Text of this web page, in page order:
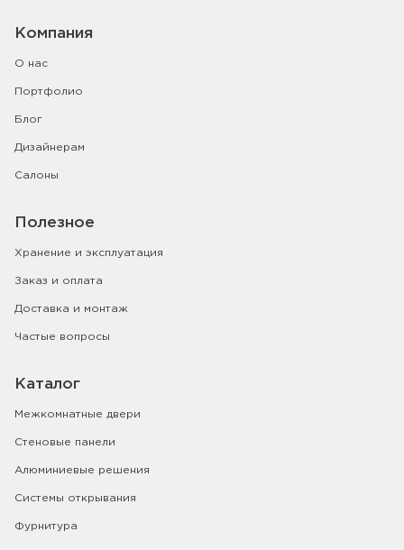
Компания
О нас
Портфолио
Блог
Дизайнерам
Салоны
Полезное
Хранение и эксплуатация
Заказ и оплата
Доставка и монтаж
Частые вопросы
Каталог
Межкомнатные двери
Стеновые панели
Алюминиевые решения
Системы открывания
Фурнитура